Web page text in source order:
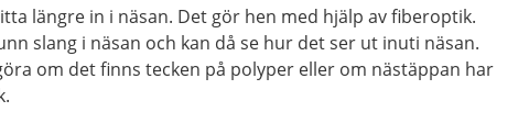
längre in i näsan. Det gör hen med hjälp av fiberoptik.
slang i näsan och kan då se hur det ser ut inuti näsan.
om det finns tecken på polyper eller om nästäppan har